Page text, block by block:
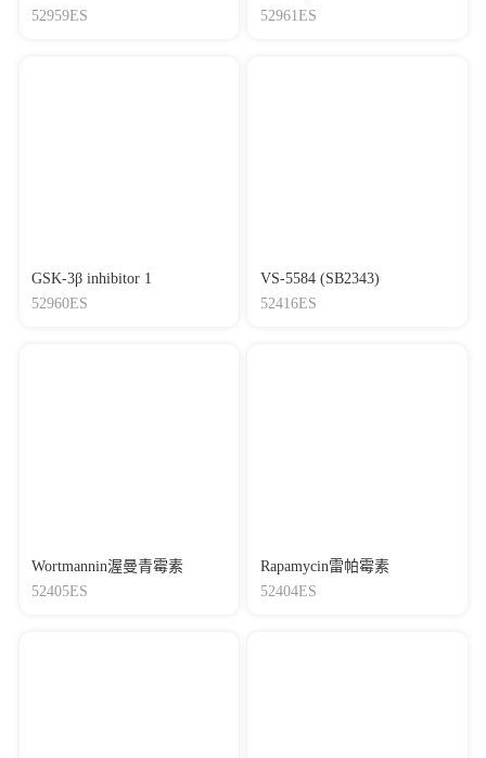
52959ES
52961ES
GSK-3β inhibitor 1
52960ES
VS-5584 (SB2343)
52416ES
Wortmannin渥曼青霉素
52405ES
Rapamycin雷帕霉素
52404ES